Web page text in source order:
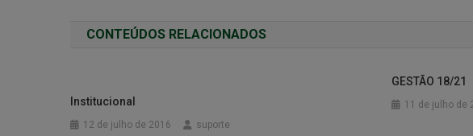
CONTEÚDOS RELACIONADOS
Institucional
12 de julho de 2016 suporte
GESTÃO 18/21
11 de julho de